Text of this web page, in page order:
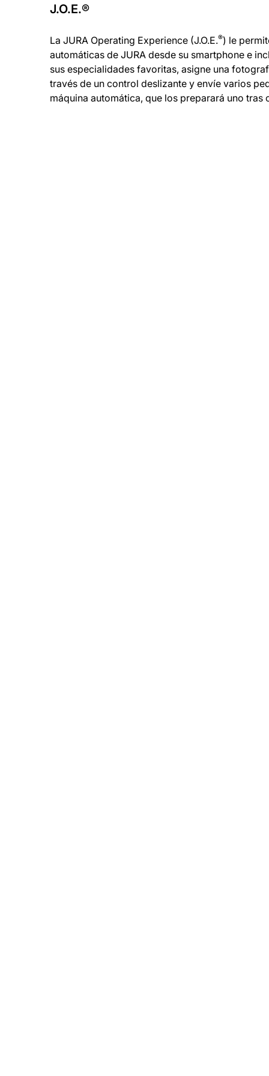
J.O.E.®
La JURA Operating Experience (J.O.E.®) le
automáticas de JURA desde su smartphone e
sus especialidades favoritas, asigne una
través de un control deslizante y envíe varios
máquina automática, que los preparará uno tras